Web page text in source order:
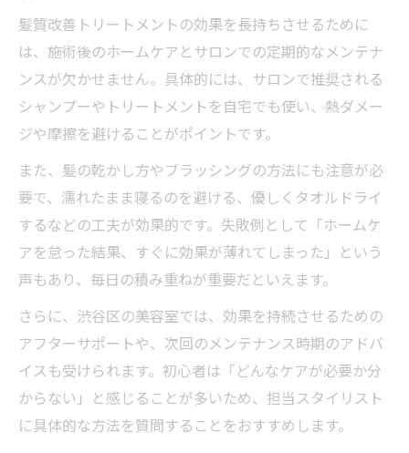
髪質改善トリートメントの効果を長持ちさせるために
は、施術後のホームケアとサロンでの定期的なメンテナ
ンスが欠かせません。具体的には、サロンで推奨される
シャンプーやトリートメントを自宅でも使い、熱ダメー
ジや摩擦を避けることがポイントです。
また、髪の乾かし方やブラッシングの方法にも注意が必
要で、濡れたまま寝るのを避ける、優しくタオルドライ
するなどの工夫が効果的です。失敗例として「ホームケ
アを怠った結果、すぐに効果が薄れてしまった」という
声もあり、毎日の積み重ねが重要だといえます。
さらに、渋谷区の美容室では、効果を持続させるための
アフターサポートや、次回のメンテナンス時期のアドバ
イスも受けられます。初心者は「どんなケアが必要か分
からない」と感じることが多いため、担当スタイリスト
に具体的な方法を質問することをおすすめします。